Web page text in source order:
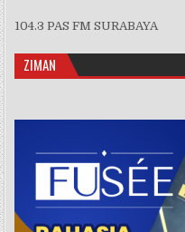
104.3 PAS FM SURABAYA
ZIMAN